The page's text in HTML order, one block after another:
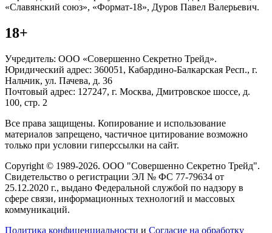
«Славянский союз», «Формат-18», Дуров Павел Валерьевич.
18+
Учредитель: ООО «Совершенно Секретно Трейд».
Юридический адрес: 360051, Кабардино-Балкарская Респ., г.
Нальчик, ул. Пачева, д. 36
Почтовый адрес: 127247, г. Москва, Дмитровское шоссе, д.
100, стр. 2
Все права защищены. Копирование и использование
материалов запрещено, частичное цитирование возможно
только при условии гиперссылки на сайт.
Copyright © 1989-2026. ООО "Совершенно Секретно Трейд".
Свидетельство о регистрации ЭЛ № ФС 77-79634 от
25.12.2020 г., выдано Федеральной службой по надзору в
сфере связи, информационных технологий и массовых
коммуникаций.
Политика конфиценциальности и Согласие на обработку